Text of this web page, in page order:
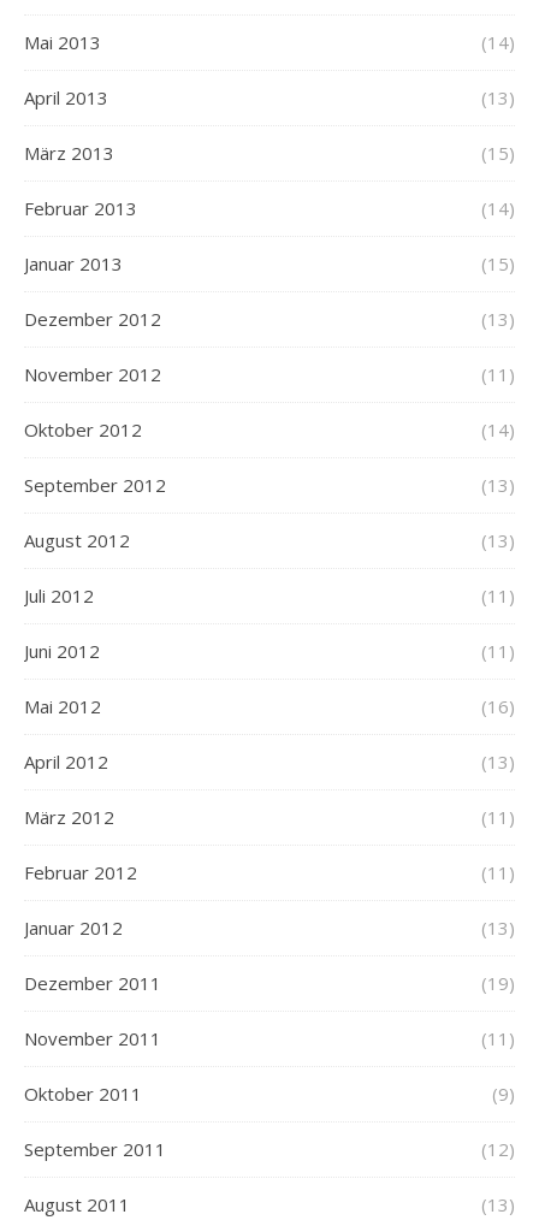
Mai 2013 (14)
April 2013 (13)
März 2013 (15)
Februar 2013 (14)
Januar 2013 (15)
Dezember 2012 (13)
November 2012 (11)
Oktober 2012 (14)
September 2012 (13)
August 2012 (13)
Juli 2012 (11)
Juni 2012 (11)
Mai 2012 (16)
April 2012 (13)
März 2012 (11)
Februar 2012 (11)
Januar 2012 (13)
Dezember 2011 (19)
November 2011 (11)
Oktober 2011 (9)
September 2011 (12)
August 2011 (13)